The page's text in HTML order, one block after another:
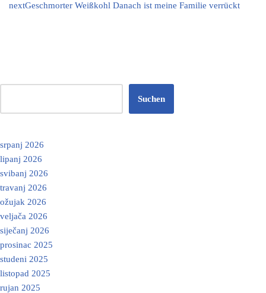
nextGeschmorter Weißkohl Danach ist meine Familie verrückt
Suchen
srpanj 2026
lipanj 2026
svibanj 2026
travanj 2026
ožujak 2026
veljača 2026
siječanj 2026
prosinac 2025
studeni 2025
listopad 2025
rujan 2025